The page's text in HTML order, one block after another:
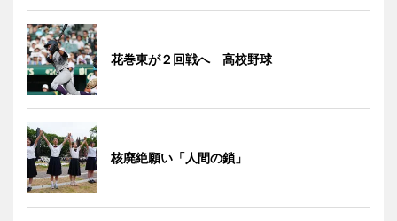
花巻東が２回戦へ 高校野球
核廃絶願い「人間の鎖」